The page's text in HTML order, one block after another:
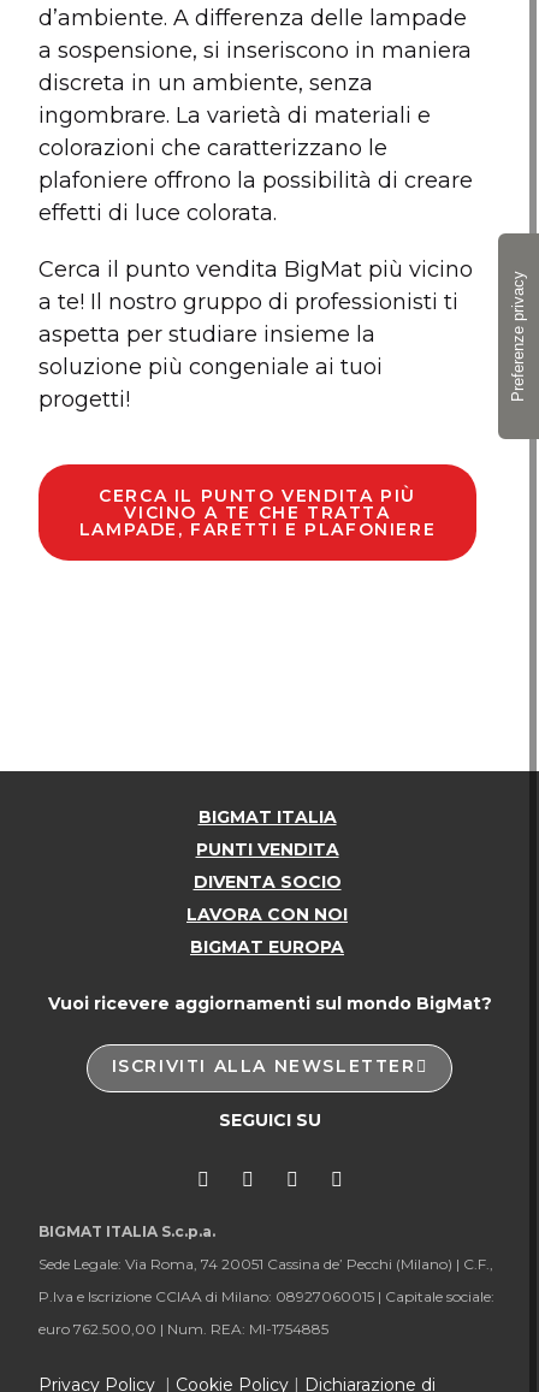
d’ambiente. A differenza delle lampade
a sospensione, si inseriscono in maniera
discreta in un ambiente, senza
ingombrare. La varietà di materiali e
colorazioni che caratterizzano le
plafoniere offrono la possibilità di creare
effetti di luce colorata.
Cerca il punto vendita BigMat più vicino
a te! Il nostro gruppo di professionisti ti
aspetta per studiare insieme la
soluzione più congeniale ai tuoi
progetti!
CERCA IL PUNTO VENDITA PIÙ
VICINO A TE CHE TRATTA
LAMPADE, FARETTI E PLAFONIERE
BIGMAT ITALIA
PUNTI VENDITA
DIVENTA SOCIO
LAVORA CON NOI
BIGMAT EUROPA
Vuoi ricevere aggiornamenti sul mondo BigMat?
ISCRIVITI ALLA NEWSLETTER
SEGUICI SU
BIGMAT ITALIA S.c.p.a.
Sede Legale: Via Roma, 74 20051 Cassina de’ Pecchi (Milano) | C.F.,
P.Iva e Iscrizione CCIAA di Milano: 08927060015 | Capitale sociale:
euro 762.500,00 | Num. REA: MI-1754885
Privacy Policy Cookie Policy Dichiarazione di